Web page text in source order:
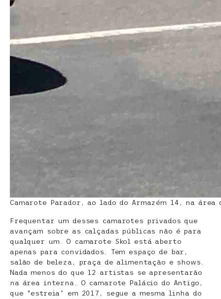
Camarote Parador, ao lado do Armazém 14, na área
Frequentar um desses camarotes privados que
avançam sobre as calçadas públicas não é para
qualquer um. O camarote Skol está aberto
apenas para convidados. Tem espaço de bar,
salão de beleza, praça de alimentação e shows.
Nada menos do que 12 artistas se apresentarão
na área interna. O camarote Palácio do Antigo,
que “estreia” em 2017, segue a mesma linha do